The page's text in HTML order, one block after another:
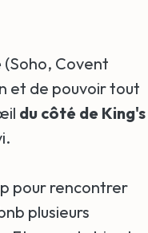
(Soho, Covent
et de pouvoir tout
du côté de King's
pour rencontrer
plusieurs